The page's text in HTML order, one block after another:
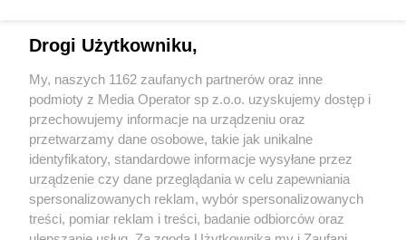
Wydawca mediówlokalnych
Nie zapomnij
zapoznać się z:
polityką prywatności
Drogi Użytkowniku,
My, naszych 1162 zaufanych partnerów oraz inne
podmioty z Media Operator sp z.o.o. uzyskujemy dostęp i
przechowujemy informacje na urządzeniu oraz
przetwarzamy dane osobowe, takie jak unikalne
identyfikatory, standardowe informacje wysyłane przez
urządzenie czy dane przeglądania w celu zapewniania
spersonalizowanych reklam, wybór spersonalizowanych
treści, pomiar reklam i treści, badanie odbiorców oraz